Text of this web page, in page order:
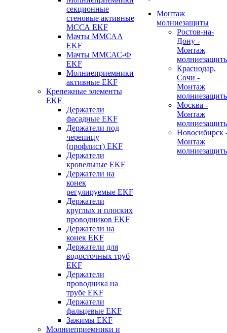
секционные
стеновые активные
МССА EKF
Мачты ММСАА
EKF
Мачты ММСАС-Ф
EKF
Молниеприемники
активные EKF
Крепежные элементы
EKF
Держатели
фасадные EKF
Держатели под
черепицу
(профлист) EKF
Держатели
кровельные EKF
Держатели на
конек
регулируемые EKF
Держатели
круглых и плоских
проводников EKF
Держатели на
конек EKF
Держатели для
водосточных труб
EKF
Держатели
проводника на
трубе EKF
Держатели
фальцевые EKF
Зажимы EKF
Молниеприемники и
Монтаж
молниезащиты
Ростов-на-
Дону -
Монтаж
Краснодар,
Сочи -
Монтаж
Москва -
Монтаж
Новосибирск
Монтаж